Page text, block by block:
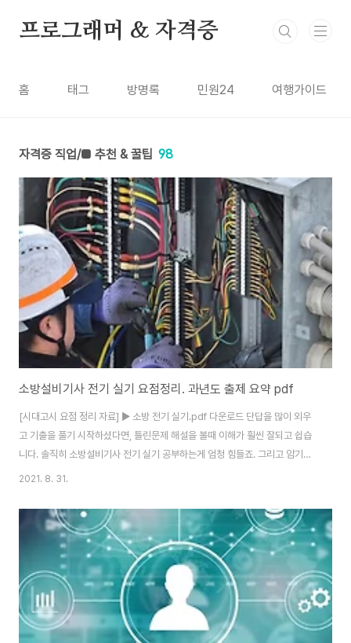
프로그래머 & 자격증
홈 태그 방명록 민원24 여행가이드
자격증 직업/■ 추천 & 꿀팁 98
소방설비기사 전기 실기 요점정리. 과년도 출제 요약 pdf
[시대고시 요점 정리 자료] ▶ 소방 전기 실기.pdf 다운로드 단답을 많이 외우
고 기출을 풀기 시작하셨다면, 틀린문제 해설을 볼때 이해가 훨씬 잘되고 쉽습
니다. 솔직히 소방설비기사 전기 실기 공부하는게 엄청 힘들죠. 그리고 암기신
공은 70페이지가 넘어요. 하루에 공부하는 시간과 집중정도가 개인마다 다르
좋죠. 저는 75일 남은 시점에 소방설비기사 전기 실기 준비를 시작했었습니다.
kec 규정 반영한 단답암기 자료(다산에듀 카페, 다산에듀 홈페이지)를 구하고,
암기신공 자료랑 비교하면서 없어지거나 다른 부분 수정해가면서 단답암기부
터 시작했어요. 단답암기 기간은 총 10일 생각하시면 됩니다. 저처럼 머리 안
좋은 사람도 10일 정..
2021. 8. 31.